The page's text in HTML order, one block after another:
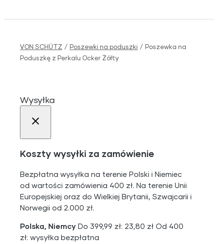
VON SCHÜTZ / Poszewki na poduszki / Poszewka na
Poduszkę z Perkalu Ocker Żółty
Wysyłka
Koszty wysyłki za zamówienie
Bezpłatna wysyłka na terenie Polski i Niemiec
od wartości zamówienia 400 zł. Na terenie Unii
Europejskiej oraz do Wielkiej Brytanii, Szwajcarii i
Norwegii od 2.000 zł.
Polska, Niemcy Do 399,99 zł: 23,80 zł Od 400
zł: wysyłka bezpłatna